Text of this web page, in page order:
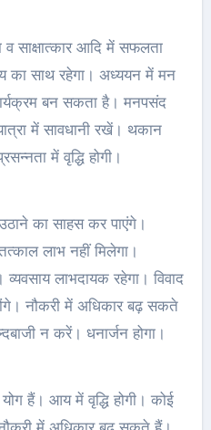
व साक्षात्कार आदि में सफलता
का साथ रहेगा। अध्ययन में मन
बन सकता है। मनपसंद
में सावधानी रखें। थकान
में वृद्धि होगी।
का साहस कर पाएंगे।
लाभ नहीं मिलेगा।
व्यवसाय लाभदायक रहेगा। विवाद
नौकरी में अधिकार बढ़ सकते
न करें। धनार्जन होगा।
हैं। आय में वृद्धि होगी। कोई